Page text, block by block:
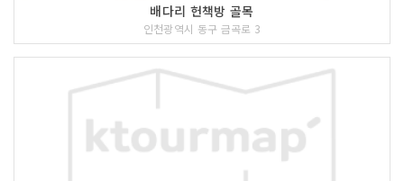
배다리 헌책방 골목
인천광역시 동구 금곡로 3